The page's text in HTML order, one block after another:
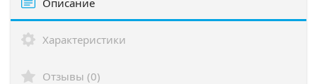
Описание
Характеристики
Отзывы (0)